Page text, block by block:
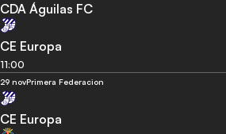
CDA Águilas FC
CE Europa
11:00
29 novPrimera Federacion
CE Europa